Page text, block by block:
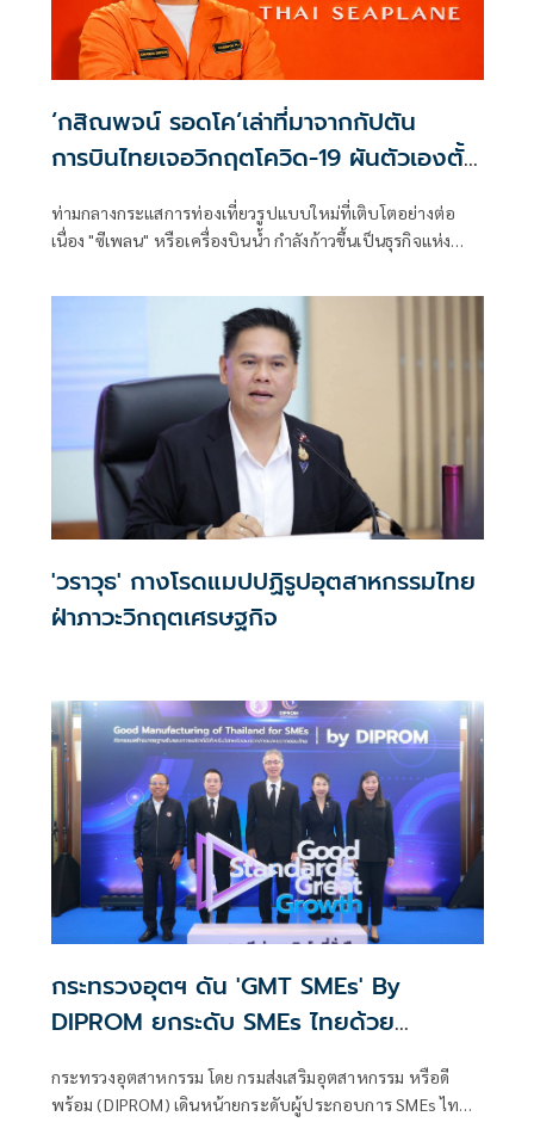
‘กสิณพจน์ รอดโค’เล่าที่มาจากกัปตัน
การบินไทยเจอวิกฤตโควิด-19 ผันตัวเองตั้ง
บริษัทต่อยอดงานที่รักปลุกกระแส‘ซีเพ
ลน’ให้บริการนักท่องเที่ยว
ท่ามกลางกระแสการท่องเที่ยวรูปแบบใหม่ที่เติบโตอย่างต่อ
เนื่อง "ซีเพลน" หรือเครื่องบินน้ำ กำลังก้าวขึ้นเป็นธุรกิจแห่ง
เที่ยวรูปแบบใหม่และเปิดทางให้เกิดการให้บริการเชิงพาณิชย์
เพื่อเพิ่มทางเลือกในการเดินทางสู่แหล่งท่องเที่ยวสำคัญ
'วราวุธ' กางโรดแมปปฏิรูปอุตสาหกรรมไทย
ฝ่าภาวะวิกฤตเศรษฐกิจ
กระทรวงอุตฯ ดัน 'GMT SMEs' By
DIPROM ยกระดับ SMEs ไทยด้วย
มาตรฐานระดับสากล พร้อม ผนึก 'ส.อ.ท.'
ต่อยอดรับแรงแข่งขันการค้าโลก
กระทรวงอุตสาหกรรม โดย กรมส่งเสริมอุตสาหกรรม หรือดี
พร้อม (DIPROM) เดินหน้ายกระดับผู้ประกอบการ SMEs ไทย